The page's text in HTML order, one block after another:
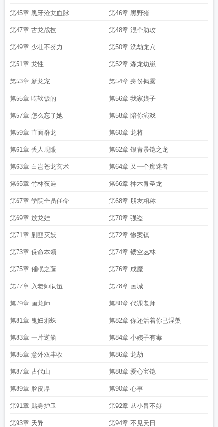
第45章 黑牙沧龙血脉 第46章 黑野猪
第47章 古龙战技 第48章 混个助攻
第49章 少壮不努力 第50章 洗劫龙穴
第51章 龙性 第52章 森龙幼崽
第53章 新龙宠 第54章 身份揭露
第55章 吃软饭的 第56章 我家娘子
第57章 怎么忘了她 第58章 陪你演戏
第59章 直面群龙 第60章 龙将
第61章 丢人现眼 第62章 银青暴铠之龙
第63章 白岂苍龙玄术 第64章 又一个痴迷者
第65章 竹林夜遇 第66章 神木青圣龙
第67章 学院全员任命 第68章 朋友相称
第69章 放龙娃 第70章 强盗
第71章 剿匪灭妖 第72章 惨案镇
第73章 保命本领 第74章 镂空丛林
第75章 催眠之藤 第76章 成魔
第77章 入老师队伍 第78章 画城
第79章 画龙师 第80章 代课老师
第81章 鬼妇邪蛛 第82章 你还活着你已涅槃
第83章 一片逆鳞 第84章 小姨子有毒
第85章 意外双丰收 第86章 龙劫
第87章 古代山 第88章 爱心宝铠
第89章 脸皮厚 第90章 心事
第91章 贴身护卫 第92章 从小胃不好
第93章 天异 第94章 不见天日